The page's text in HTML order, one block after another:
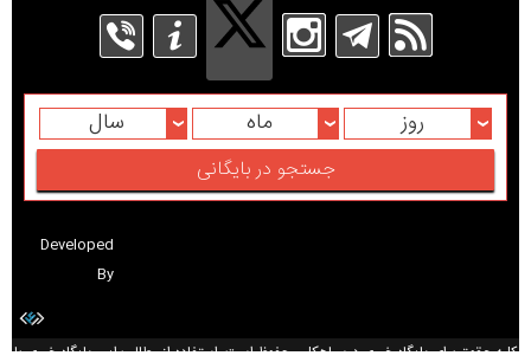
مقام معظم رهبری گیلان
سیاسی
سیاهکل
اجتماعی
تودیع و معارفه روستاها